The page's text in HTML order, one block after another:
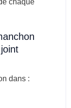
chaque
dans :